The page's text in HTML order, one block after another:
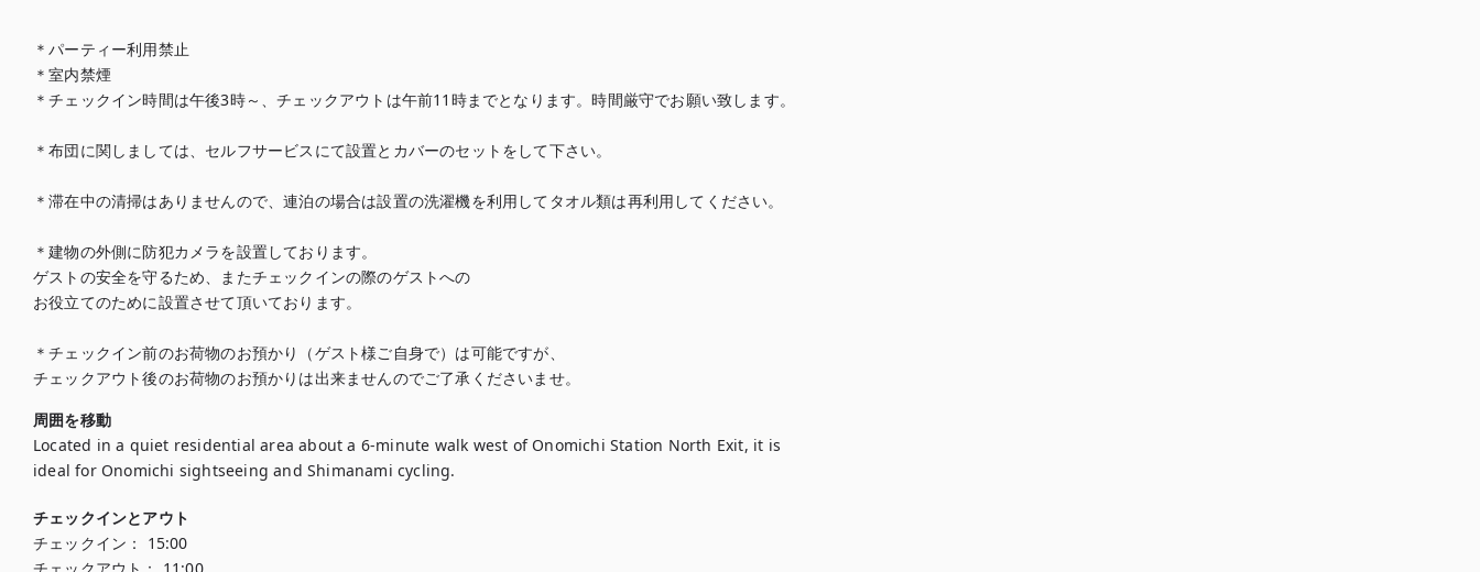
＊パーティー利用禁止
＊室内禁煙
＊チェックイン時間は午後3時～、チェックアウトは午前11時までとなります。時間厳守でお願い致します。
＊布団に関しましては、セルフサービスにて設置とカバーのセットをして下さい。
＊滞在中の清掃はありませんので、連泊の場合は設置の洗濯機を利用してタオル類は再利用してください。
＊建物の外側に防犯カメラを設置しております。
ゲストの安全を守るため、またチェックインの際のゲストへの
お役立てのために設置させて頂いております。
＊チェックイン前のお荷物のお預かり（ゲスト様ご自身で）は可能ですが、
チェックアウト後のお荷物のお預かりは出来ませんのでご了承くださいませ。
周囲を移動
Located in a quiet residential area about a 6-minute walk west of Onomichi Station North Exit, it is
ideal for Onomichi sightseeing and Shimanami cycling.
チェックインとアウト
チェックイン：
15:00